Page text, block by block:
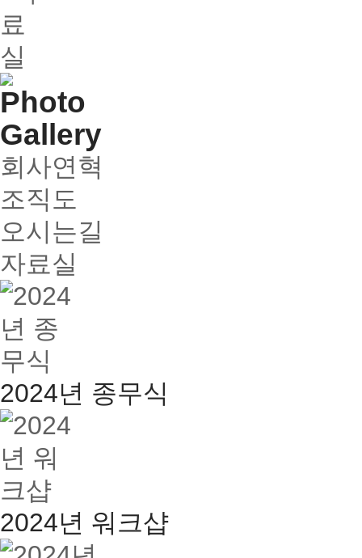
회사연혁
조직도
오시는길
자료실
2024년 종무식
2024년 워크샵